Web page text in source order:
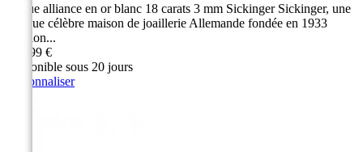
Bague alliance en or blanc 18 carats 3 mm Sickinger Sickinger, une
marque célèbre maison de joaillerie Allemande fondée en 1933
Finition...
799,99 €
Disponible sous 20 jours
Personnaliser